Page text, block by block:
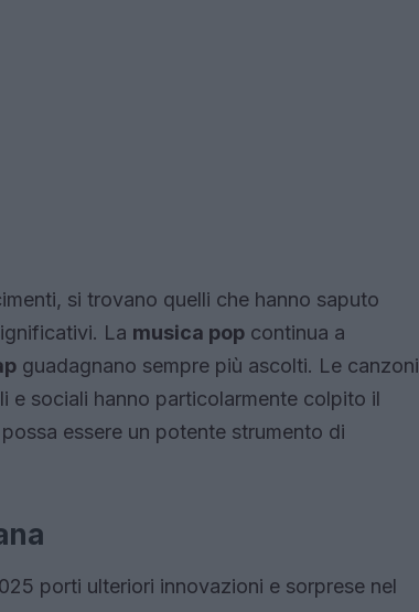
si trovano quelli che hanno saputo
La musica pop continua a
guadagnano sempre più ascolti. Le canzoni
e sociali hanno particolarmente colpito il
essere un potente strumento di
porti ulteriori innovazioni e sorprese nel